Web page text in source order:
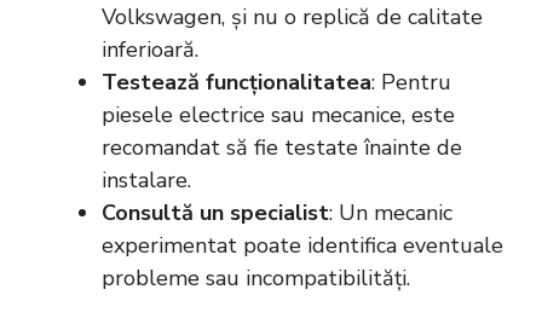
Volkswagen, și nu o replică de calitate
inferioară.
Testează funcționalitatea: Pentru
piesele electrice sau mecanice, este
recomandat să fie testate înainte de
instalare.
Consultă un specialist: Un mecanic
experimentat poate identifica eventuale
probleme sau incompatibilități.